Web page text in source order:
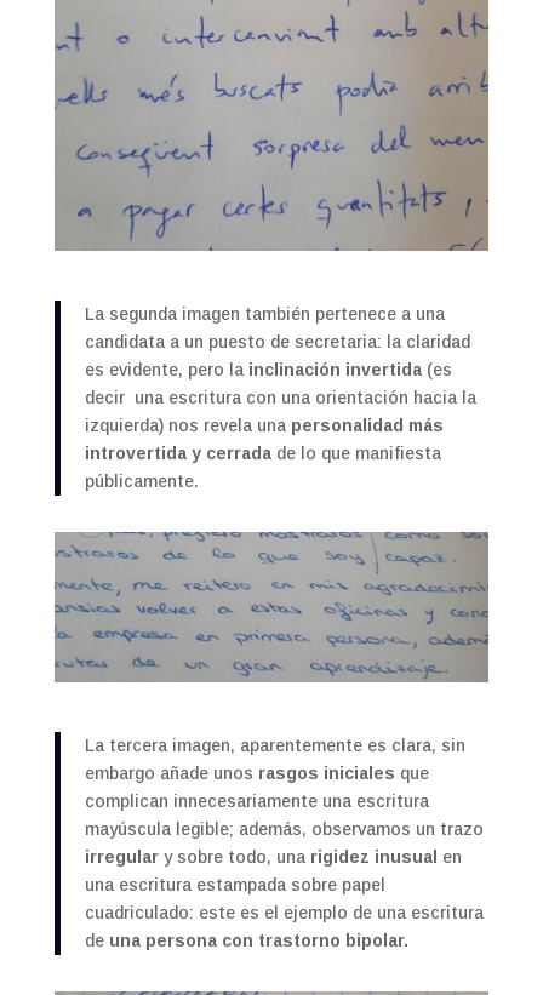
La segunda imagen también pertenece a una
candidata a un puesto de secretaria: la claridad
es evidente, pero la inclinación invertida(es
decir una escritura con una orientación hacia la
izquierda) nos revela una personalidad más
introvertida y cerradade lo que manifiesta
públicamente.
La tercera imagen, aparentemente es clara, sin
embargo añade unos rasgos iniciales que
complican innecesariamente una escritura
mayúscula legible; además, observamos un trazo
irregulary sobre todo, una rigidez inusual en
una escritura estampada sobre papel
cuadriculado: este es el ejemplo de una escritura
de una persona con trastorno bipolar.